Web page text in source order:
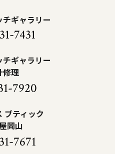
ギャラリー
7431
ギャラリー
修理
7920
ブティック
岡山
7671